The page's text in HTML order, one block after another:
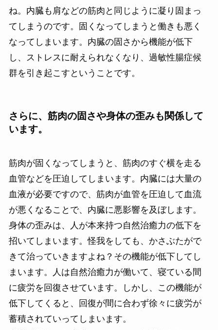
ね。内臓も肩などの筋肉と同じように凝り固まっ
てしまうのです。固くなってしまうと働きも悪く
なってしまいます。内臓の固さから機能が低下
し、ストレスに耐えられなくなり、過敏性腸症候
群を引き起こすということです。
さらに、筋肉の固さや身体の歪みも関係して
います。
筋肉が固くなってしまうと、筋肉のすぐ横を走る
血管などを圧迫してしまいます。内臓には大量の
血液が必要ですので、筋肉が血管を圧迫して血流
が悪くなることで、内臓に悪影響を及ぼします。
身体の歪みは、人が本来持つ自然治癒力の低下を
招いてしまいます。怪我をしても、かさぶたがで
きて治っていきますよね？その機能が低下してし
まいます。人は自然治癒力が働いて、寝ている間
に疲労を回復させています。しかし、この機能が
低下してくると、回復が間に合わず徐々に疲労が
蓄積されていってしまいます。